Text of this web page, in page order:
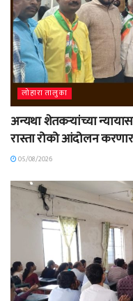
लोहारा तालुका
अन्यथा शेतकऱ्यांच्या
रास्ता रोको आंदोलन करणार
05/08/2026